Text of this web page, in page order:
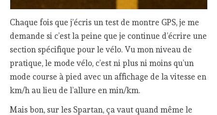
Chaque fois que j’écris un test de montre GPS, je me
demande si c’est la peine que je continue d’écrire une
section spécifique pour le vélo. Vu mon niveau de
pratique, le mode vélo, c’est ni plus ni moins qu’un
mode course à pied avec un affichage de la vitesse en
km/h au lieu de l’allure en min/km.
Mais bon, sur les Spartan, ça vaut quand même le